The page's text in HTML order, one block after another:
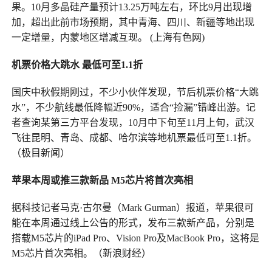
果。10月多晶硅产量预计13.25万吨左右，环比9月出现增
加，超出此前市场预期，其中青海、四川、新疆等地出现
一定增量，内蒙地区增减互现。 (上海有色网)
机票价格大跳水 最低可至1.1折
国庆中秋假期刚过，不少小伙伴发现，节后机票价格“大跳
水”，不少航线最低降幅近90%，适合“捡漏”错峰出游。记
者查询某第三方平台发现，10月中下旬至11月上旬，武汉
飞往昆明、青岛、成都、哈尔滨等地机票最低可至1.1折。
（极目新闻）
苹果本周或推三款新品 M5芯片将首次亮相
据科技记者马克·古尔曼（Mark Gurman）报道，苹果很可
能在本周通过线上公告的形式，发布三款新产品，分别是
搭载M5芯片的iPad Pro、Vision Pro及MacBook Pro，这将是
M5芯片首次亮相。（新浪财经）